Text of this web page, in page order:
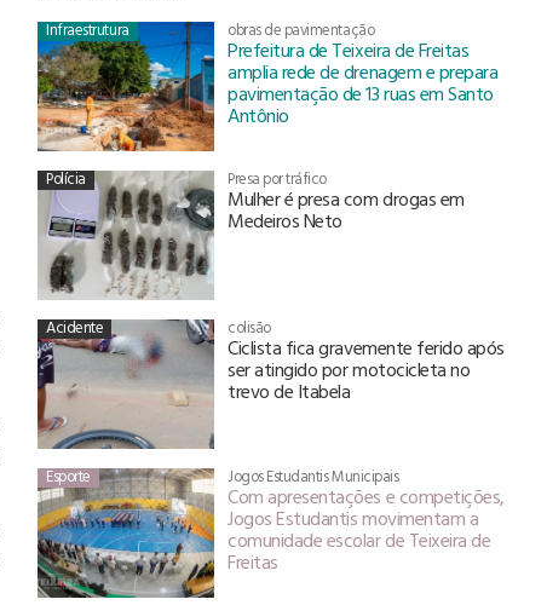
Infraestrutura obras de pavimentação
Prefeitura de Teixeira de Freitas
amplia rede de drenagem e prepara
pavimentação de 13 ruas em Santo
Antônio
Polícia Presa por tráfico
Mulher é presa com drogas em
Medeiros Neto
Acidente colisão
Ciclista fica gravemente ferido após
ser atingido por motocicleta no
trevo de Itabela
Esporte Jogos Estudantis Municipais
Com apresentações e competições,
Jogos Estudantis movimentam a
comunidade escolar de Teixeira de
Freitas